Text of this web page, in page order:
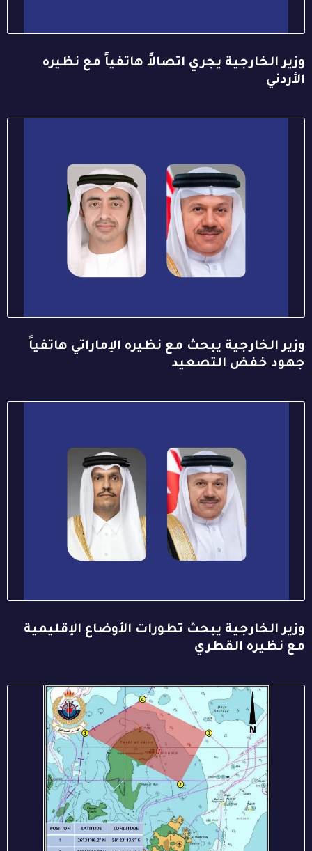
وزير الخارجية يجري اتصالاً هاتفياً مع نظيره
الأردني
وزير الخارجية يبحث مع نظيره الإماراتي هاتفياً
جهود خفض التصعيد
وزير الخارجية يبحث تطورات الأوضاع الإقليمية
مع نظيره القطري